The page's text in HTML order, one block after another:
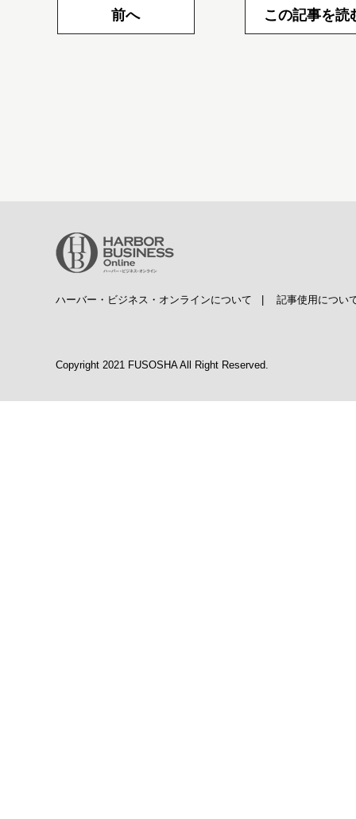
前へ この記事を読
ハーバー・ビジネス・オンラインについて 記事使用につい
Copyright 2021 FUSOSHA All Right Reserved.